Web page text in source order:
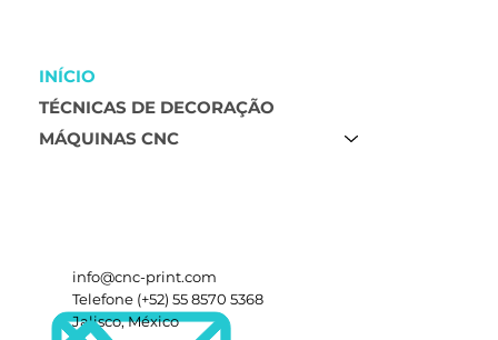
INÍCIO
TÉCNICAS DE DECORAÇÃO
MÁQUINAS CNC
info@cnc-print.com
Telefone (+52) 55 8570 5368
Jalisco, México